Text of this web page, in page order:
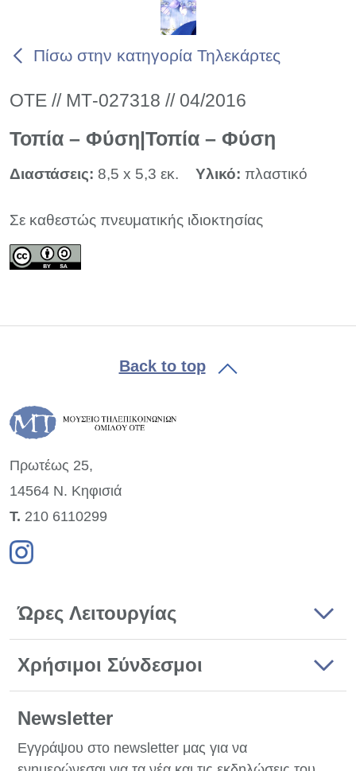
Πίσω στην κατηγορία Τηλεκάρτες
ΟΤΕ // ΜΤ-027318 // 04/2016
Τοπία – Φύση|Τοπία – Φύση
Διαστάσεις: 8,5 x 5,3 εκ. Υλικό: πλαστικό
Σε καθεστώς πνευματικής ιδιοκτησίας
Back to top
Πρωτέως 25,
14564 Ν. Κηφισιά
Τ. 210 6110299
Ώρες Λειτουργίας
Χρήσιμοι Σύνδεσμοι
Newsletter
Εγγράψου στο newsletter μας για να